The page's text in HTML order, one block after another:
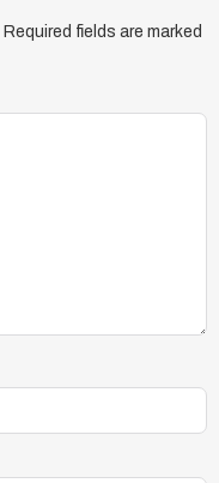
Required fields are marked